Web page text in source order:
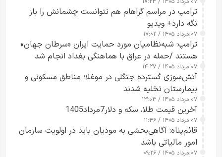
ترامپ در مراسم گراهام هم نتوانست چشمانش را باز
نگه دارد+ ویدیو
۰۷ مرداد ۱۴۰۵ / ۱۷:۰۲
ترامپ: شبه‌نظامیان مورد حمایت ایران «سرطان جهان»
هستند /حمله در عراق با هماهنگی بغداد انجام شد
۰۷ مرداد ۱۴۰۵ / ۱۴:۲۷
آتش‌سوزی گسترده جنگلی در موغلا؛ مناطق مسکونی و
بیمارستان تخلیه شدند
۰۷ مرداد ۱۴۰۵ / ۱۳:۰۳
آخرین قیمت طلا، سکه و دلار7مرداد1405
۰۷ مرداد ۱۴۰۵ / ۱۱:۴۶
قائم‌پناه: آگاهی‌بخشی به مودیان باید در اولویت سازمان
امور مالیاتی باشد
۰۷ مرداد ۱۴۰۵ / ۰۹:۲۶